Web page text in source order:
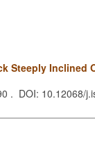
Steeply Inclined
. DOI: 10.12068/